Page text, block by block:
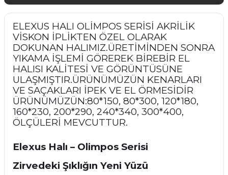
ELEXUS HALI OLİMPOS SERİSİ AKRİLİK
VİSKON İPLİKTEN ÖZEL OLARAK
DOKUNAN HALIMIZ.ÜRETİMİNDEN SONRA
YIKAMA İŞLEMİ GÖREREK BİREBİR EL
HALISI KALİTESİ VE GÖRÜNTÜSÜNE
ULAŞMIŞTIR.ÜRÜNÜMÜZÜN KENARLARI
VE SAÇAKLARI İPEK VE EL ÖRMESİDİR
ÜRÜNÜMÜZÜN:80*150, 80*300, 120*180,
160*230, 200*290, 240*340, 300*400,
ÖLÇÜLERİ MEVCUTTUR.
Elexus Halı – Olimpos Serisi
Zirvedeki Şıklığın Yeni Yüzü